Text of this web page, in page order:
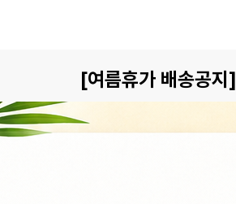
[여름휴가 배송공지]